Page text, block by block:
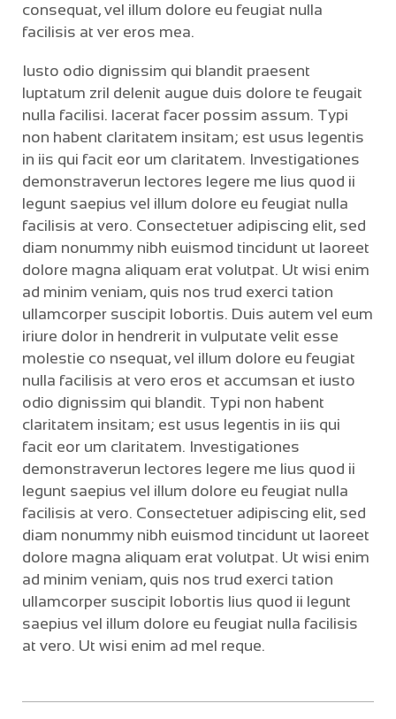
consequat, vel illum dolore eu feugiat nulla
facilisis at ver eros mea.
Iusto odio dignissim qui blandit praesent
luptatum zril delenit augue duis dolore te feugait
nulla facilisi. lacerat facer possim assum. Typi
non habent claritatem insitam; est usus legentis
in iis qui facit eor um claritatem. Investigationes
demonstraverun lectores legere me lius quod ii
legunt saepius vel illum dolore eu feugiat nulla
facilisis at vero. Consectetuer adipiscing elit, sed
diam nonummy nibh euismod tincidunt ut laoreet
dolore magna aliquam erat volutpat. Ut wisi enim
ad minim veniam, quis nos trud exerci tation
ullamcorper suscipit lobortis. Duis autem vel eum
iriure dolor in hendrerit in vulputate velit esse
molestie co nsequat, vel illum dolore eu feugiat
nulla facilisis at vero eros et accumsan et iusto
odio dignissim qui blandit. Typi non habent
claritatem insitam; est usus legentis in iis qui
facit eor um claritatem. Investigationes
demonstraverun lectores legere me lius quod ii
legunt saepius vel illum dolore eu feugiat nulla
facilisis at vero. Consectetuer adipiscing elit, sed
diam nonummy nibh euismod tincidunt ut laoreet
dolore magna aliquam erat volutpat. Ut wisi enim
ad minim veniam, quis nos trud exerci tation
ullamcorper suscipit lobortis lius quod ii legunt
saepius vel illum dolore eu feugiat nulla facilisis
at vero. Ut wisi enim ad mel reque.